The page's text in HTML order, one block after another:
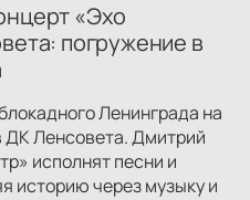
«Эхо
погружение в
Ленинграда на
ДК Ленсовета. Дмитрий
исполнят песни и
историю через музыку и